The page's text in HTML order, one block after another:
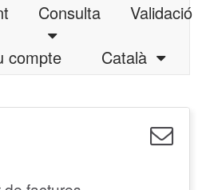
Consulta
Validació
compte
Català